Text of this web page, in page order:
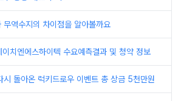
무역수지의 차이점을 알아볼까요
이치엔에스하이텍 수요예측결과 및 청약 정보
시 돌아온 럭키드로우 이벤트 총 상금 5천만원